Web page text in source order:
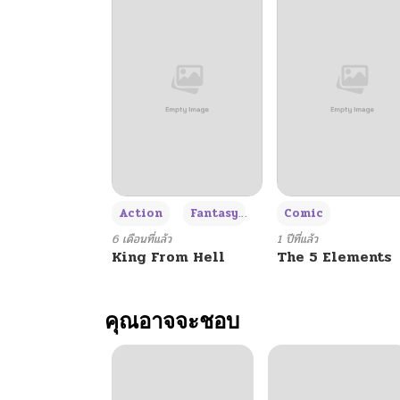
Action Fantasy
6 เดือนที่แล้ว
King From Hell
Comic
1 ปีที่แล้ว
The 5 Elements
คุณอาจจะชอบ